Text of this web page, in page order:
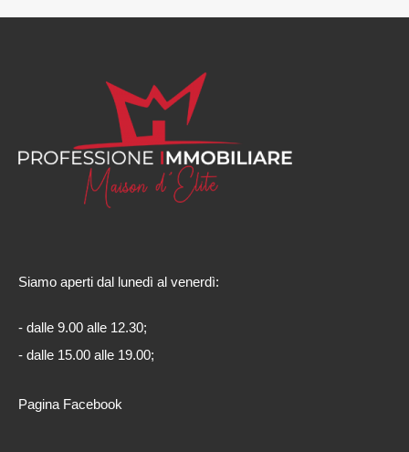
Siamo aperti dal lunedì al venerdì:
- dalle 9.00 alle 12.30;
- dalle 15.00 alle 19.00;
Pagina Facebook